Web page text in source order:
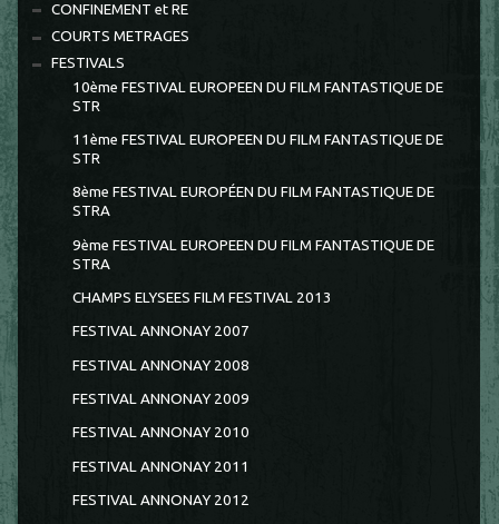
CONFINEMENT et RE
COURTS METRAGES
FESTIVALS
10ème FESTIVAL EUROPEEN DU FILM FANTASTIQUE DE
STR
11ème FESTIVAL EUROPEEN DU FILM FANTASTIQUE DE
STR
8ème FESTIVAL EUROPÉEN DU FILM FANTASTIQUE DE
STRA
9ème FESTIVAL EUROPEEN DU FILM FANTASTIQUE DE
STRA
CHAMPS ELYSEES FILM FESTIVAL 2013
FESTIVAL ANNONAY 2007
FESTIVAL ANNONAY 2008
FESTIVAL ANNONAY 2009
FESTIVAL ANNONAY 2010
FESTIVAL ANNONAY 2011
FESTIVAL ANNONAY 2012